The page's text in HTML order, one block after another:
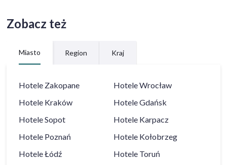
Zobacz też
Miasto Region Kraj
Hotele Zakopane HoteleWrocław
Hotele Kraków HoteleGdańsk
HoteleSopot Hotele Karpacz
Hotele Poznań Hotele Kołobrzeg
HoteleŁódź Hotele Toruń